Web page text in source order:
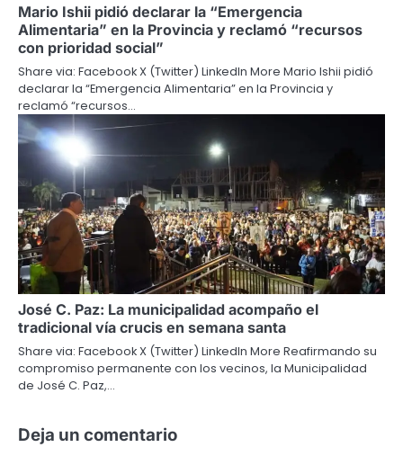
Mario Ishii pidió declarar la “Emergencia
Alimentaria” en la Provincia y reclamó “recursos
con prioridad social”
Share via: Facebook X (Twitter) LinkedIn More Mario Ishii pidió
declarar la “Emergencia Alimentaria” en la Provincia y
reclamó “recursos…
José C. Paz: La municipalidad acompaño el
tradicional vía crucis en semana santa
Share via: Facebook X (Twitter) LinkedIn More Reafirmando su
compromiso permanente con los vecinos, la Municipalidad
de José C. Paz,…
Deja un comentario